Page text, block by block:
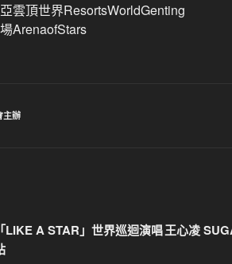
雲頂世界ResortsWorldGenting
ArenaofStars
主辦
LIKE A STAR」世界巡迴演唱王心凌